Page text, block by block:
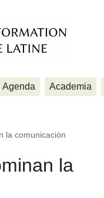
Agenda Academia
la comunicación
la